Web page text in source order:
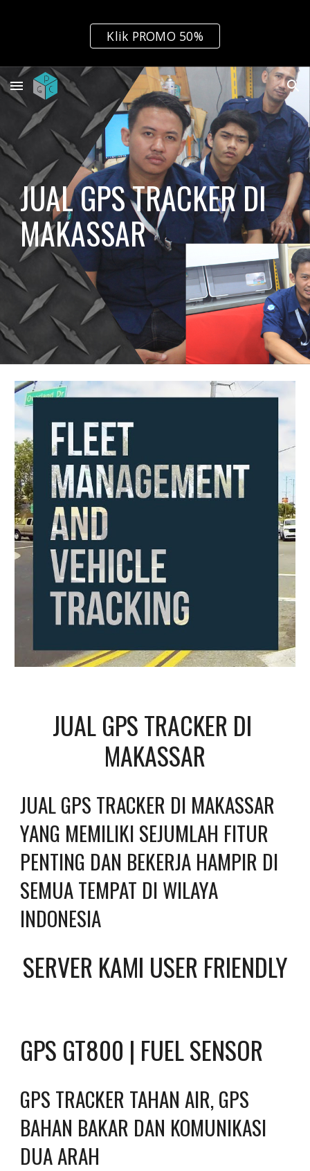
Skip to main content Skip to navigation
Klik PROMO 50%
JUAL GPS TRACKER DI
MAKASSAR
JUAL GPS TRACKER DI
MAKASSAR
JUAL GPS TRACKER DI MAKASSAR
YANG MEMILIKI SEJUMLAH FITUR
PENTING DAN BEKERJA HAMPIR DI
SEMUA TEMPAT DI WILAYA
INDONESIA
SERVER KAMI USER FRIENDLY
GPS GT800 | FUEL SENSOR
GPS TRACKER TAHAN AIR, GPS
BAHAN BAKAR DAN KOMUNIKASI
DUA ARAH